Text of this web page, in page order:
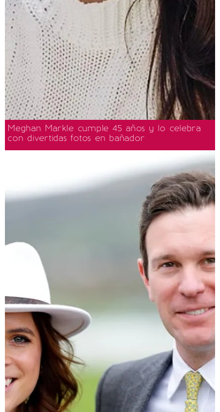
Meghan Markle cumple 45 años y lo celebra
con divertidas fotos en bañador